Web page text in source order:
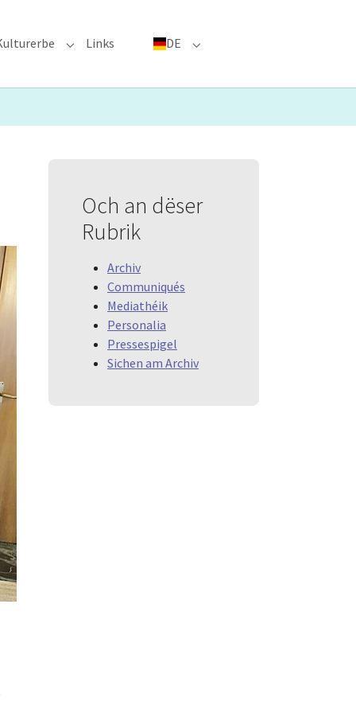
for "Große Ereignisse"
Submenu for "Kulturerbe"
Links DE Submenu for "DE"
Och an dëser
Rubrik
Archiv
Communiqués
Mediathéik
Personalia
Pressespigel
Sichen am Archiv